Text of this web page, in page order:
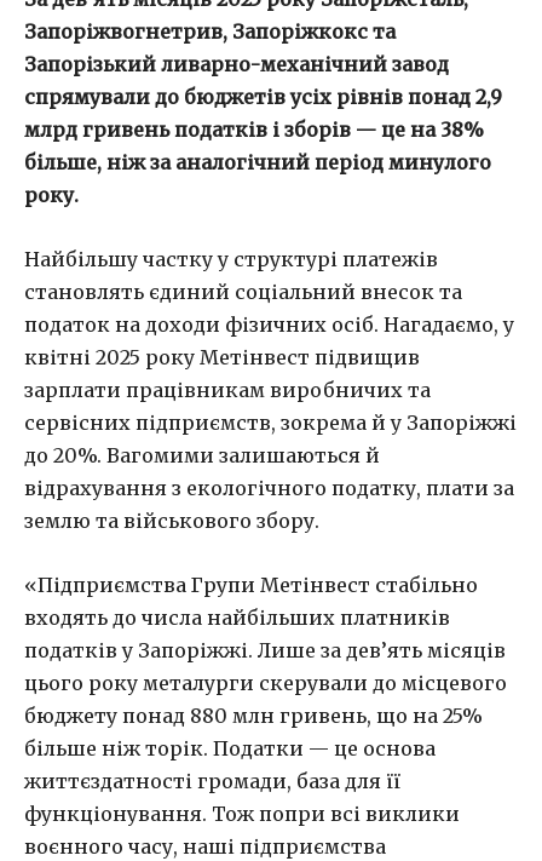
Запоріжвогнетрив, Запоріжкокс та
Запорізький ливарно-механічний завод
спрямували до бюджетів усіх рівнів понад 2,9
млрд гривень податків і зборів — це на 38%
більше, ніж за аналогічний період минулого
року.
Найбільшу частку у структурі платежів
становлять єдиний соціальний внесок та
податок на доходи фізичних осіб. Нагадаємо, у
квітні 2025 року Метінвест підвищив
зарплати працівникам виробничих та
сервісних підприємств, зокрема й у Запоріжжі
до 20%. Вагомими залишаються й
відрахування з екологічного податку, плати за
землю та військового збору.
«Підприємства Групи Метінвест стабільно
входять до числа найбільших платників
податків у Запоріжжі. Лише за дев’ять місяців
цього року металурги скерували до місцевого
бюджету понад 880 млн гривень, що на 25%
більше ніж торік. Податки — це основа
життєздатності громади, база для її
функціонування. Тож попри всі виклики
воєнного часу, наші підприємства